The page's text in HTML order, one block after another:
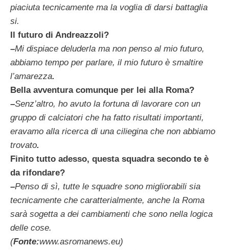
piaciuta tecnicamente ma la voglia di darsi battaglia
si.
Il futuro di Andreazzoli?
–Mi dispiace deluderla ma non penso al mio futuro,
abbiamo tempo per parlare, il mio futuro è smaltire
l’amarezza.
Bella avventura comunque per lei alla Roma?
–Senz’altro, ho avuto la fortuna di lavorare con un
gruppo di calciatori che ha fatto risultati importanti,
eravamo alla ricerca di una ciliegina che non abbiamo
trovato.
Finito tutto adesso, questa squadra secondo te è
da rifondare?
–Penso di sì, tutte le squadre sono migliorabili sia
tecnicamente che caratterialmente, anche la Roma
sarà sogetta a dei cambiamenti che sono nella logica
delle cose.
(Fonte:www.asromanews.eu)